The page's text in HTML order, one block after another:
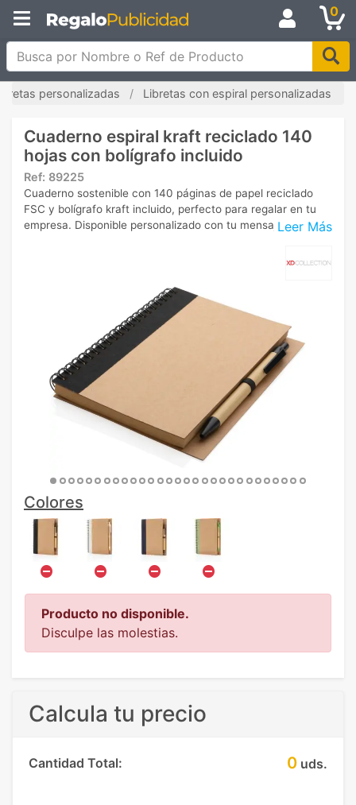
0
Busca por Nombre o Ref de Producto
personalizadas Libretas con espiral personalizadas
Cuaderno espiral kraft reciclado 140
hojas con bolígrafo incluido
Ref: 89225
Leer Más
Cuaderno sostenible con 140 páginas de papel reciclado
FSC y bolígrafo kraft incluido, perfecto para regalar en tu
empresa. Disponible personalizado con tu mensaje en tapa.
Colores
Producto no disponible.
Disculpe las molestias.
Calcula tu precio
Cantidad Total: 0 uds.